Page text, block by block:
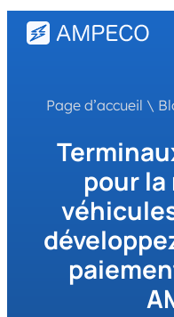
Page d’accueil \
pour la